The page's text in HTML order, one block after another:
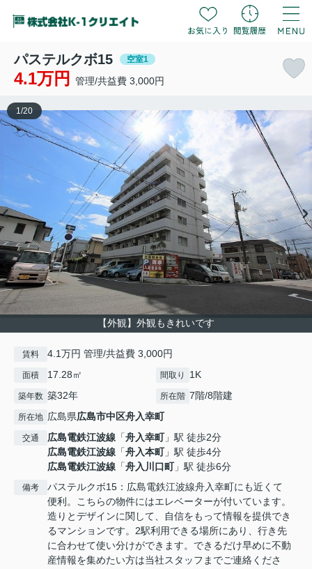
パステルクボ15 空室1
4.1万円 管理/共益費 3,000円
【外観】外観もきれいです
1 /20
賃料 4.1万円 管理/共益費 3,000円
面積 17.28㎡ 間取り 1K
築年数 築32年 所在階 7階/8階建
所在地 広島県広島市中区舟入幸町
交通 広島電鉄江波線 「舟入幸町」駅 徒歩2分
広島電鉄江波線 「舟入本町」駅 徒歩4分
広島電鉄江波線 「舟入川口町」駅 徒歩6分
備考
パステルクボ15：広島電鉄江波線舟入幸町にも近くて
便利。こちらの物件にはエレベーターが付いています。
造りとデザインに関して、自信をもって情報を提供でき
るマンションです。2駅利用できる場所にあり、行き先
に合わせて使い分けができます。できるだけ早めに不動
産情報を集めたい方は当社スタッフまでご連絡くださ